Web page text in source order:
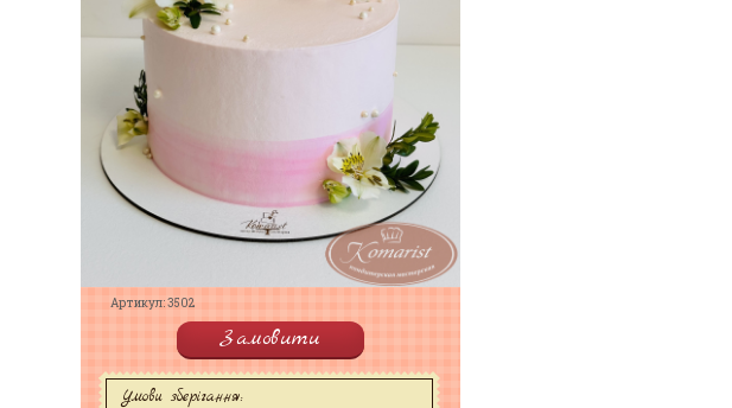
Артикул: 3502
Замовити
Умови зберігання: